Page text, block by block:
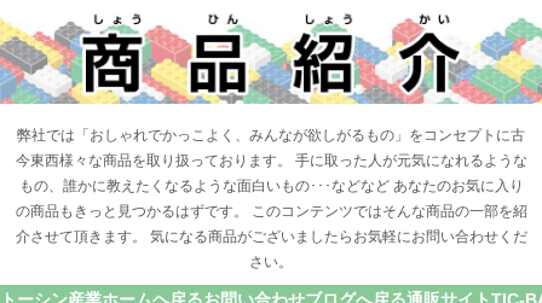
弊社では「おしゃれでかっこよく、みんなが欲しがるもの」をコンセプトに古
今東西様々な商品を取り扱っております。 手に取った人が元気になれるような
もの、誰かに教えたくなるような面白いもの･･･などなど あなたのお気に入り
の商品もきっと見つかるはずです。 このコンテンツではそんな商品の一部を紹
介させて頂きます。 気になる商品がございましたらお気軽にお問い合わせくだ
さい。
トーシン産業ホームヘ戻るお問い合わせブログへ戻る通販サイトTIC-